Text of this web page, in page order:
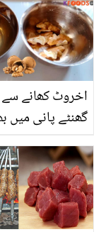
گھنٹے پانی میں
رکھنے سے کیا
عمل کے ایسے ان
فوائد، جو جاننا
بہت ضروری ہیں